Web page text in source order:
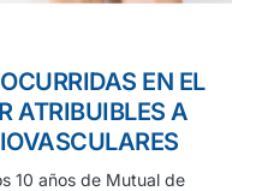
EN EL
ATRIBUIBLES A
10 años de Mutual de